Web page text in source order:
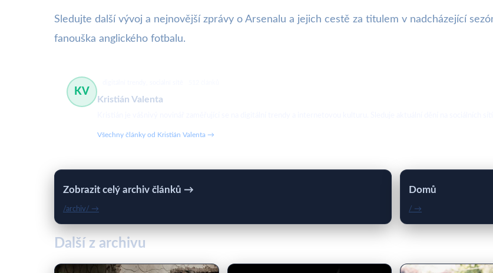
Sledujte další vývoj a nejnovější zprávy o Arsenalu a jejich cestě za titulem v nadcházející
fanouška anglického fotbalu.
KV
Kristián Valenta
Všechny články od Kristián Valenta →
Zobrazit celý archiv článků →
/archiv/ →
Domů
/ →
Další z archivu